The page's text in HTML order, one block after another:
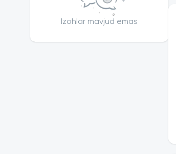
Izohlar mavjud emas